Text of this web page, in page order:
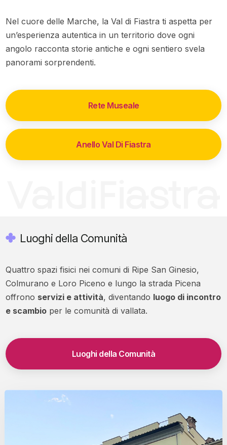
Nel cuore delle Marche, la Val di Fiastra ti aspetta per
un’esperienza autentica in un territorio dove ogni
angolo racconta storie antiche e ogni sentiero svela
panorami sorprendenti.
Rete Museale
Anello Val Di Fiastra
Luoghi della Comunità
Quattro spazi fisici nei comuni di Ripe San Ginesio,
Colmurano e Loro Piceno e lungo la strada Picena
offrono servizi e attività, diventando luogo di incontro
e scambio per le comunità di vallata.
Luoghi della Comunità